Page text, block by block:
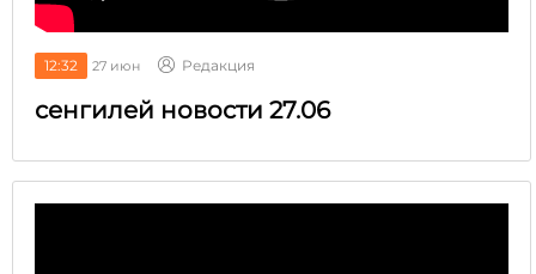
12:32 27 июн Редакция
сенгилей новости 27.06